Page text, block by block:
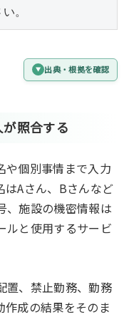
。
出典・根拠を確認
照合する
や個別事情まで入力
はAさん、Bさんなど
、施設の機密情報は
ルと使用するサービ
置、禁止勤務、勤務
作成の結果をそのま